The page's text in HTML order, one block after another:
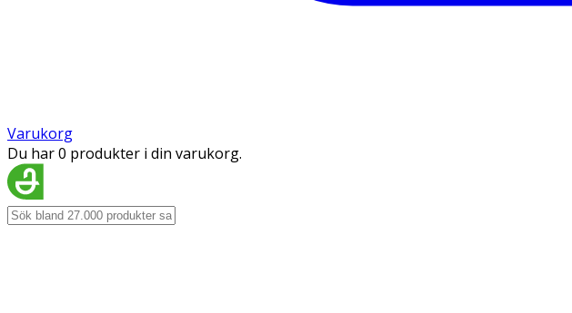
Varukorg
Du har 0 produkter i din varukorg.